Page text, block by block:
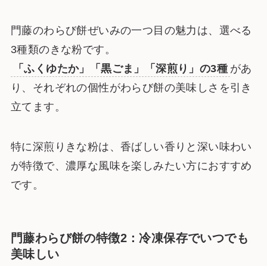
門藤のわらび餅ぜいみの一つ目の魅力は、選べる
3種類のきな粉です。
「ふくゆたか」「黒ごま」「深煎り」の3種 があ
り、それぞれの個性がわらび餅の美味しさを引き
立てます。
特に深煎りきな粉は、香ばしい香りと深い味わい
が特徴で、濃厚な風味を楽しみたい方におすすめ
です。
門藤わらび餅の特徴2：冷凍保存でいつでも
美味しい